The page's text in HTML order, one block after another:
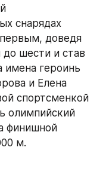
снарядах
доведя
шести и став
имена героинь
и Елена
спортсменкой
олимпийский
финишной
м.